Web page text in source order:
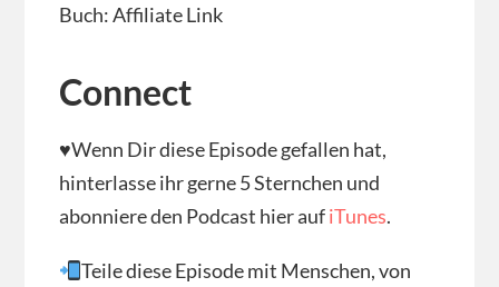
Buch: Affiliate Link
Connect
♥Wenn Dir diese Episode gefallen hat,
hinterlasse ihr gerne 5 Sternchen und
abonniere den Podcast hier aufiTunes.
Teile diese Episode mit Menschen, von